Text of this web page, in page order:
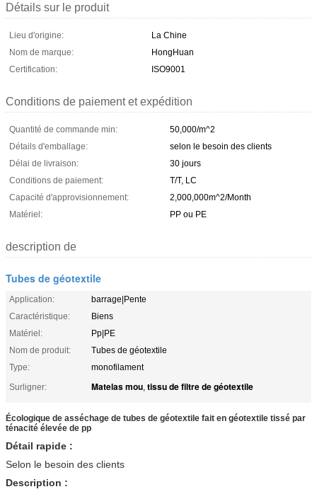
Détails sur le produit
Lieu d'origine:
La Chine
Nom de marque:
HongHuan
Certification:
ISO9001
Conditions de paiement et expédition
Quantité de commande min:
50,000/m^2
Détails d'emballage:
selon le besoin des clients
Délai de livraison:
30 jours
Conditions de paiement:
T/T, LC
Capacité d'approvisionnement:
2,000,000m^2/Month
Matériel:
PP ou PE
description de
Tubes de géotextile
Application:
barrage|Pente
Caractéristique:
Biens
Matériel:
Pp|PE
Nom de produit:
Tubes de géotextile
Type:
monofilament
Surligner:
Matelas mou, tissu de filtre de géotextile
Écologique de asséchage de tubes de géotextile fait en géotextile tissé par
ténacité élevée de pp
Détail rapide :
Selon le besoin des clients
Description :